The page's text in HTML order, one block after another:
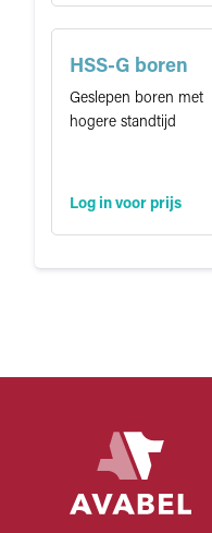
HSS-G boren
Geslepen boren met
hogere standtijd
Log in voor prijs